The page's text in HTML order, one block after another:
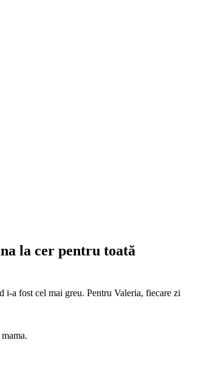
la cer pentru toată
i-a fost cel mai greu. Pentru Valeria, fiecare zi